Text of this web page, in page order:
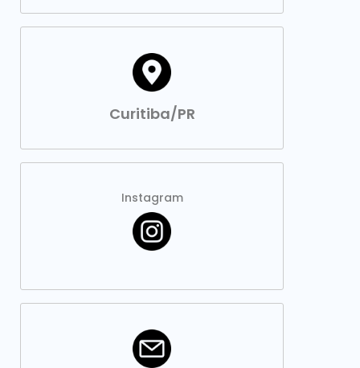
Curitiba/PR
Instagram